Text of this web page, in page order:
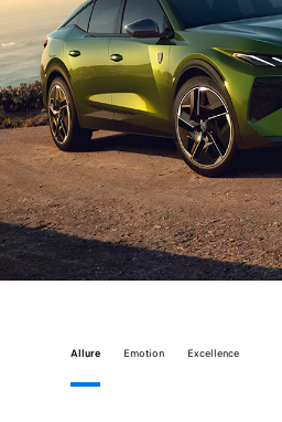
Allure Emotion Excellence